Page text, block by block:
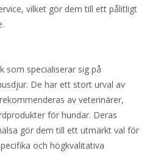
vilket gör dem till ett pålitligt
som specialiserar sig på
De har ett stort urval av
av veterinärer,
för hundar. Deras
gör dem till ett utmärkt val för
och högkvalitativa